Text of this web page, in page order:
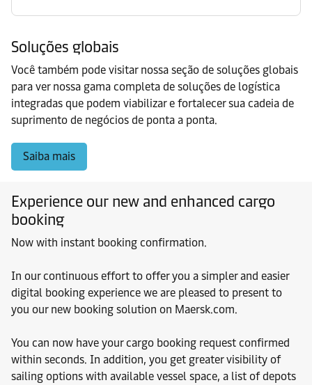
Soluções globais
Você também pode visitar nossa seção de soluções globais
para ver nossa gama completa de soluções de logística
integradas que podem viabilizar e fortalecer sua cadeia de
suprimento de negócios de ponta a ponta.
Saiba mais
Experience our new and enhanced cargo
booking
Now with instant booking confirmation.
In our continuous effort to offer you a simpler and easier
digital booking experience we are pleased to present to
you our new booking solution on Maersk.com.
You can now have your cargo booking request confirmed
within seconds. In addition, you get greater visibility of
sailing options with available vessel space, a list of depots